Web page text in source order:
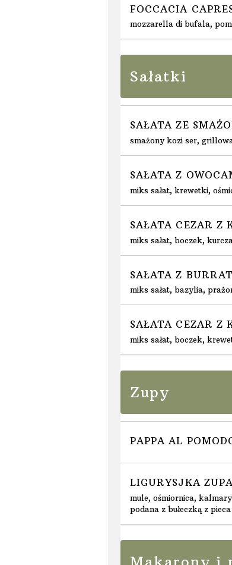
FOCCACIA
mozzarella di bufala,
Sałatki
SAŁATA ZE
smażony kozi ser,
SAŁATA Z
miks sałat, krewetki,
SAŁATA CEZAR Z
miks sałat, boczek,
SAŁATA Z
miks sałat, bazylia,
SAŁATA CEZAR Z
miks sałat, boczek,
Zupy
PAPPA AL
LIGURYSJKA
mule, ośmiornica,
podana z bułeczką z pieca
Makarony i